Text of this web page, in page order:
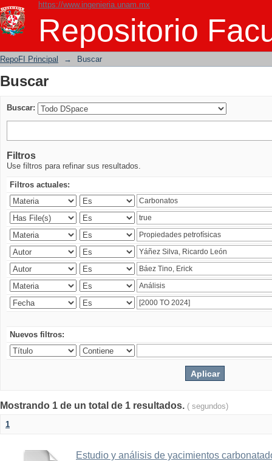
https://www.ingenieria.unam.mx
Repositorio
Buscar
RepoFI Principal → Buscar
Buscar
Buscar:
Filtros
Use filtros para refinar sus resultados.
Filtros actuales:
Nuevos filtros:
Mostrando 1 de un total de 1 resultados. ( segundos)
1
Estudio y análisis de yacimientos